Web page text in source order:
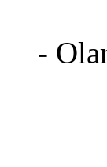
-